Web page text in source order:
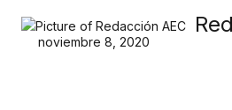
noviembre 8, 2020